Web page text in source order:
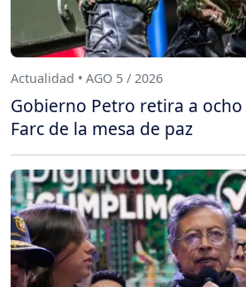
Actualidad • AGO 5 / 2026
Gobierno Petro retira a
Farc de la mesa de paz